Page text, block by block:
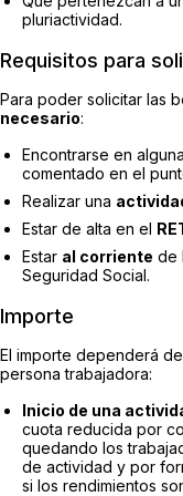
pluriactividad.
Requisitos para
Para poder solicitar las
necesario:
Encontrarse en
comentado en el
Realizar una
Estar de alta en el
Estar al corriente de
Seguridad Social.
Importe
El importe dependerá
persona trabajadora:
Inicio de una
cuota reducida por
quedando los
de actividad y por
si los rendimientos